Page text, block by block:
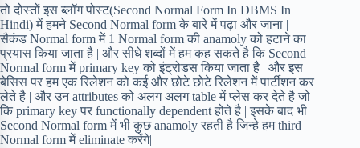
तो दोस्तों इस ब्लॉग पोस्ट(Second Normal Form In DBMS In
Hindi) में हमने Second Normal form के बारे में पढ़ा और जाना |
सैकंड Normal form में 1 Normal form की anamoly को हटाने का
प्रयास किया जाता है | और सीधे शब्दों में हम कह सकते है कि Second
Normal form में primary key को इंट्रोडस किया जाता है | और इस
बेसिस पर हम एक रिलेशन को कई और छोटे छोटे रिलेशन में पार्टीशन कर
लेते है | और उन attributes को अलग अलग table में प्लेस कर देते है जो
कि primary key पर functionally dependent होते है | इसके बाद भी
Second Normal form में भी कुछ anamoly रहती है जिन्हे हम third
Normal form में eliminate करेंगे|